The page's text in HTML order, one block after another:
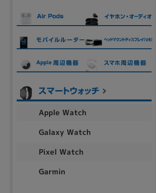
Apple Watch
Galaxy Watch
Pixel Watch
Garmin
ランク
商品状態の絞り込み
新品/未使用 中古 新品